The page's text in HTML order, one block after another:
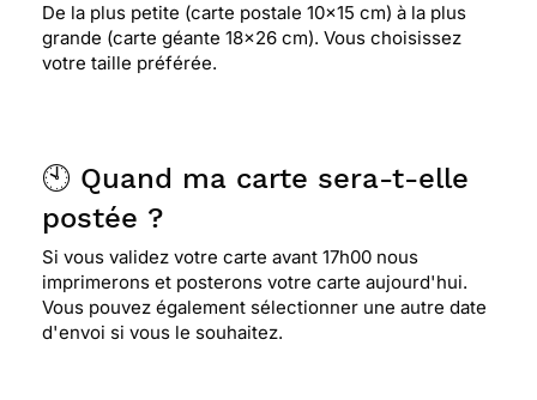
De la plus petite (carte postale 10x15 cm) à la plus
grande (carte géante 18x26 cm). Vous choisissez
votre taille préférée.
🕙 Quand ma carte sera-t-elle
postée ?
Si vous validez votre carte avant 17h00 nous
imprimerons et posterons votre carte aujourd'hui.
Vous pouvez également sélectionner une autre date
d'envoi si vous le souhaitez.